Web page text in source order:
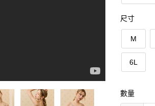
尺寸
M
6L
數量